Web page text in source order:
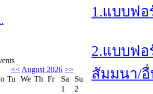
<< August 2026 >>
Tu We Th Fr Sa
Su
1
2
1.แบบฟ
2.แบบฟ
สัมมนา/